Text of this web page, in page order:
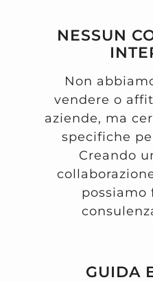
NESSUN
Non
vendere o
aziende, ma
specifiche
Creando
possiamo
GUIDA